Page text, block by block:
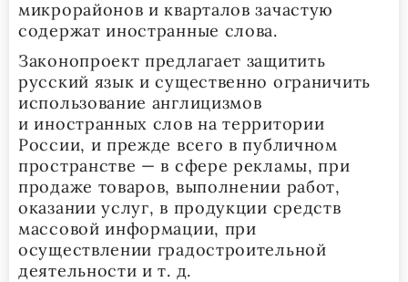
микрорайонов и кварталов зачастую
содержат иностранные слова.
Законопроект предлагает защитить
русский язык и существенно ограничить
использование англицизмов
и иностранных слов на территории
России, и прежде всего в публичном
пространстве — в сфере рекламы, при
продаже товаров, выполнении работ,
оказании услуг, в продукции средств
массовой информации, при
осуществлении градостроительной
деятельности и т. д.